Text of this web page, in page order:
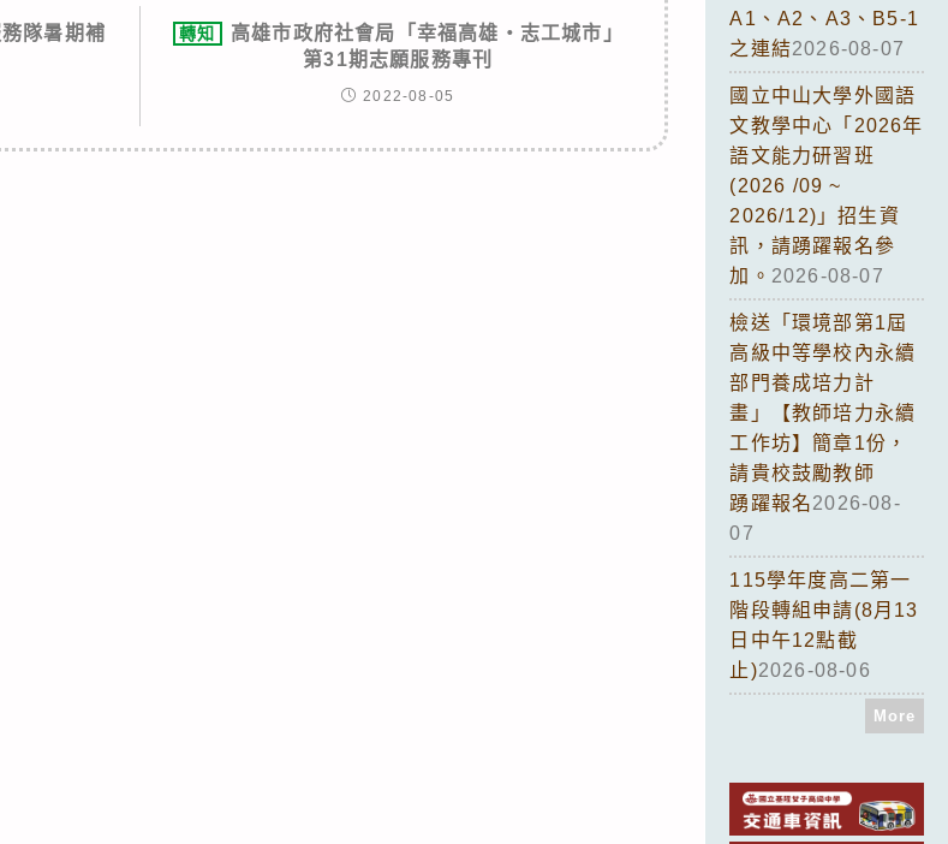
隊暑期補
轉知
高雄市政府社會局「幸福高雄‧志工城市」
第31期志願服務專刊
2022-08-05
A1、A2、A3、B5-1
之連結2026-08-07
國立中山大學外國語
文教學中心「2026年
語文能力研習班
(2026 /09 ~
2026/12)」招生資
訊，請踴躍報名參
加。 2026-08-07
檢送「環境部第1屆
高級中等學校內永續
部門養成培力計
畫」【教師培力永續
工作坊】簡章1份，
請貴校鼓勵教師
踴躍報名2026-08-
07
115學年度高二第一
階段轉組申請(8月13
日中午12點截
止)2026-08-06
More